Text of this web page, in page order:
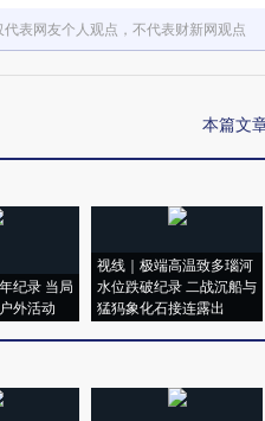
代表网友个人观点，不代表财新网观点
本篇文
纪录 当局
外活动
视线｜极端高温致多瑙河
水位跌破纪录 二战沉船与
猛犸象化石接连露出